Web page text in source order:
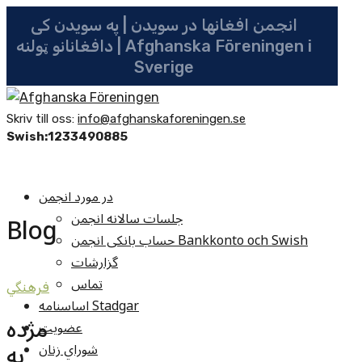
انجمن افغانها در سویدن | په سویدن کی
دافغانانو ټولنه | Afghanska Föreningen i
Sverige
Skriv till oss: info@afghanskaforeningen.se
Swish:1233490885
در مورد انجمن
جلسات سالانه انجمن
حساب بانکی انجمن Bankkonto och Swish
گزارشات
تماس
اساسنامه Stadgar
عضویت
شوراي زنان
Blog
فرهنگي
مژده